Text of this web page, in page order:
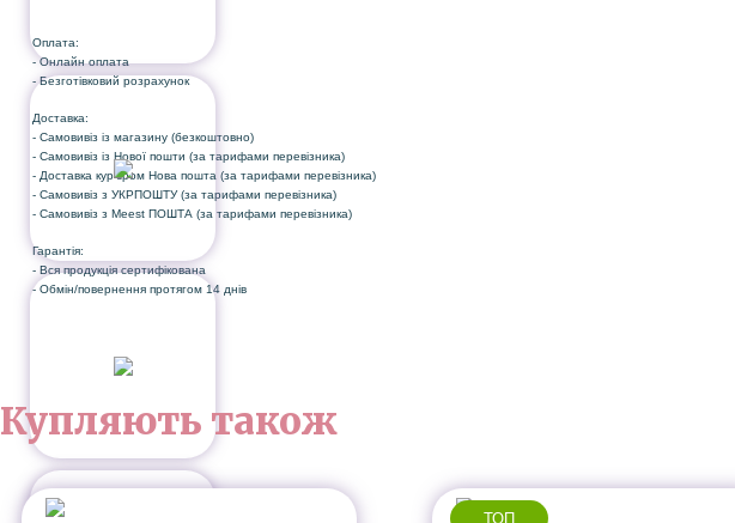
Оплата:
- Онлайн оплата
- Безготівковий розрахунок
Доставка:
- Самовивіз із магазину (безкоштовно)
- Самовивіз із Нової пошти (за тарифами перевізника)
- Доставка кур'єром Нова пошта (за тарифами перевізника)
- Самовивіз з УКРПОШТУ (за тарифами перевізника)
- Самовивіз з Meest ПОШТА (за тарифами перевізника)
Гарантія:
- Вся продукція сертифікована
- Обмін/повернення протягом 14 днів
Купляють також
ТОП